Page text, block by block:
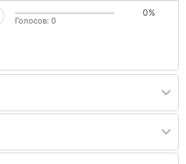
0%
Голосов: 0